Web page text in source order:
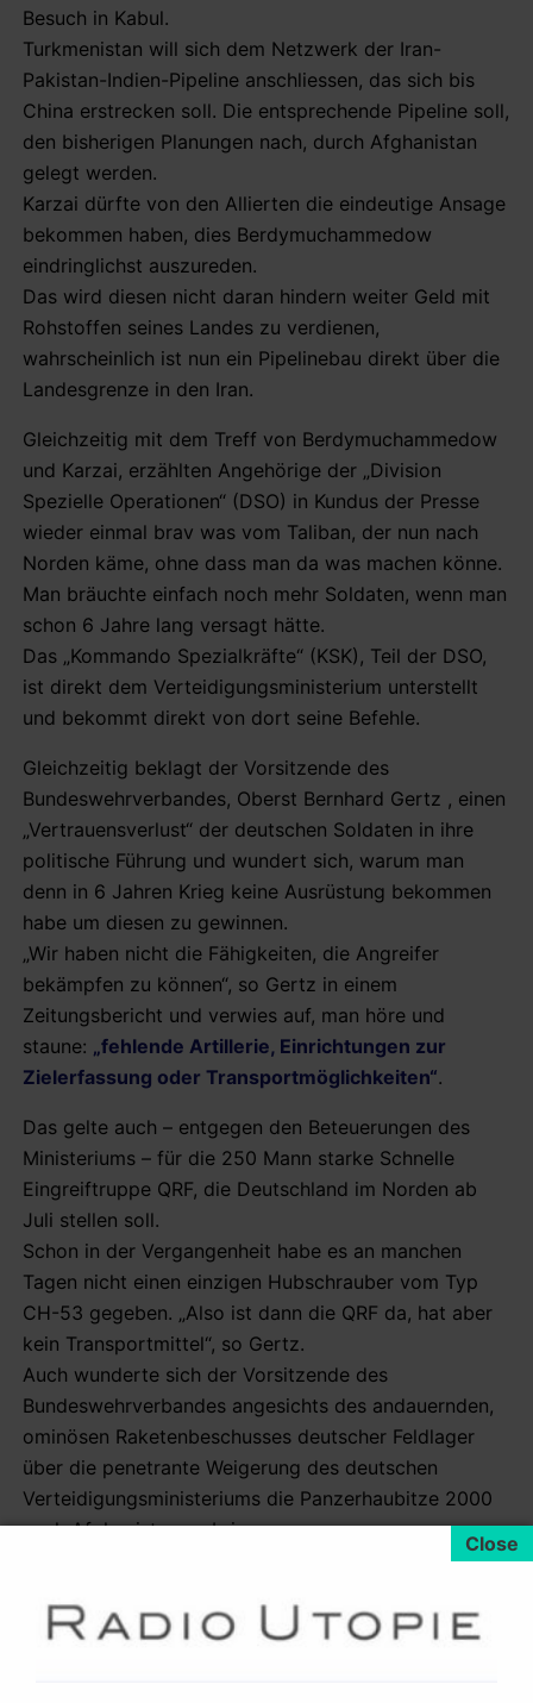
Besuch in Kabul.
Turkmenistan will sich dem Netzwerk der Iran-
Pakistan-Indien-Pipeline anschliessen, das sich bis
China erstrecken soll. Die entsprechende Pipeline soll,
den bisherigen Planungen nach, durch Afghanistan
gelegt werden.
Karzai dürfte von den Allierten die eindeutige Ansage
bekommen haben, dies Berdymuchammedow
eindringlichst auszureden.
Das wird diesen nicht daran hindern weiter Geld mit
Rohstoffen seines Landes zu verdienen,
wahrscheinlich ist nun ein Pipelinebau direkt über die
Landesgrenze in den Iran.
Gleichzeitig mit dem Treff von Berdymuchammedow
und Karzai, erzählten Angehörige der „Division
Spezielle Operationen“ (DSO) in Kundus der Presse
wieder einmal brav was vom Taliban, der nun nach
Norden käme, ohne dass man da was machen könne.
Man bräuchte einfach noch mehr Soldaten, wenn man
schon 6 Jahre lang versagt hätte.
Das „Kommando Spezialkräfte“ (KSK), Teil der DSO,
ist direkt dem Verteidigungsministerium unterstellt
und bekommt direkt von dort seine Befehle.
Gleichzeitig beklagt der Vorsitzende des
Bundeswehrverbandes, Oberst Bernhard Gertz , einen
„Vertrauensverlust“ der deutschen Soldaten in ihre
politische Führung und wundert sich, warum man
denn in 6 Jahren Krieg keine Ausrüstung bekommen
habe um diesen zu gewinnen.
„Wir haben nicht die Fähigkeiten, die Angreifer
bekämpfen zu können“, so Gertz in einem
Zeitungsbericht und verwies auf, man höre und
staune: „fehlende Artillerie, Einrichtungen zur
Zielerfassung oder Transportmöglichkeiten“.
Das gelte auch – entgegen den Beteuerungen des
Ministeriums – für die 250 Mann starke Schnelle
Eingreiftruppe QRF, die Deutschland im Norden ab
Juli stellen soll.
Schon in der Vergangenheit habe es an manchen
Tagen nicht einen einzigen Hubschrauber vom Typ
CH-53 gegeben. „Also ist dann die QRF da, hat aber
kein Transportmittel“, so Gertz.
Auch wunderte sich der Vorsitzende des
Bundeswehrverbandes angesichts des andauernden,
ominösen Raketenbeschusses deutscher Feldlager
über die penetrante Weigerung des deutschen
Verteidigungsministeriums die Panzerhaubitze 2000
nach Afghanistan zu bringen.
Reichweite von über 40 Kilometern. Nun, vielleicht
will man im Regierungsviertel von Berlin einfach nicht,